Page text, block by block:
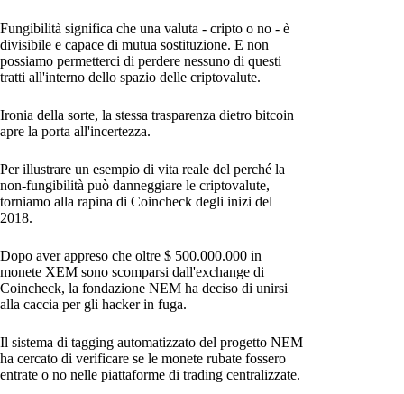
Fungibilità significa che una valuta - cripto o no - è
divisibile e capace di mutua sostituzione. E non
possiamo permetterci di perdere nessuno di questi
tratti all'interno dello spazio delle criptovalute.
Ironia della sorte, la stessa trasparenza dietro bitcoin
apre la porta all'incertezza.
Per illustrare un esempio di vita reale del perché la
non-fungibilità può danneggiare le criptovalute,
torniamo alla rapina di Coincheck degli inizi del
2018.
Dopo aver appreso che oltre $ 500.000.000 in
monete XEM sono scomparsi dall'exchange di
Coincheck, la fondazione NEM ha deciso di unirsi
alla caccia per gli hacker in fuga.
Il sistema di tagging automatizzato del progetto NEM
ha cercato di verificare se le monete rubate fossero
entrate o no nelle piattaforme di trading centralizzate.